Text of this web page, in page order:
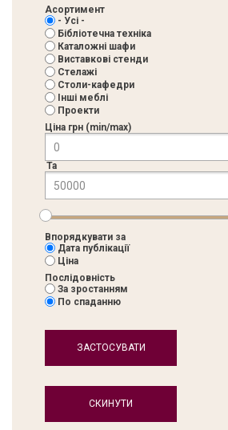
Асортимент
- Усі -
Бібліотечна техніка
Каталожні шафи
Виставкові стенди
Стелажі
Столи-кафедри
Інші меблі
Проекти
Ціна грн (min/max)
Та
Впорядкувати за
Дата публікації
Ціна
Послідовність
За зростанням
По спаданню